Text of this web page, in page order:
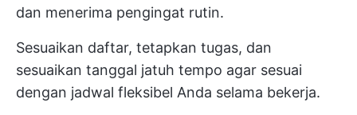
dan menerima pengingat rutin.
Sesuaikan daftar, tetapkan tugas, dan
sesuaikan tanggal jatuh tempo agar sesuai
dengan jadwal fleksibel Anda selama bekerja.